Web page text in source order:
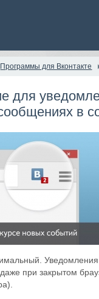
Программы для Вконтакте
для
в
Уведомления
при закрытом